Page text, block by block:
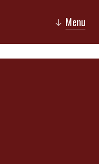
↓ Menu